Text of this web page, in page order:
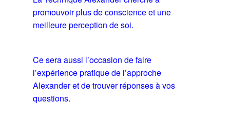
promouvoir plus de conscience et une
meilleure perception de soi.
Ce sera aussi l’occasion de faire
l’expérience pratique de l’approche
Alexander et de trouver réponses à vos
questions.